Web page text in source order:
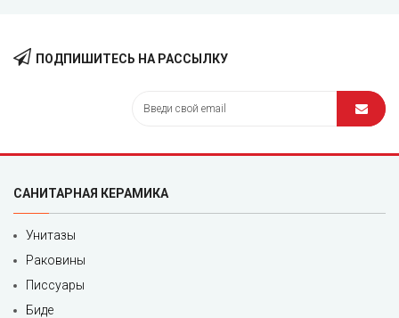
ПОДПИШИТЕСЬ НА РАССЫЛКУ
САНИТАРНАЯ КЕРАМИКА
Унитазы
Раковины
Писсуары
Биде